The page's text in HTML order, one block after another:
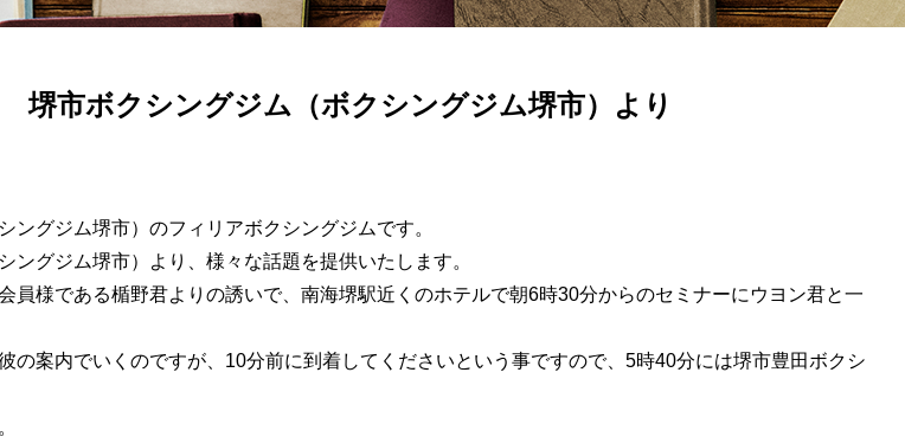
堺市ボクシングジム（ボクシングジム堺市）より
ングジム堺市）のフィリアボクシングジムです。
ングジム堺市）より、様々な話題を提供いたします。
員様である楯野君よりの誘いで、南海堺駅近くのホテルで朝6時30分からのセミナーにウヨン君と一
の案内でいくのですが、10分前に到着してくださいという事ですので、5時40分には堺市豊田ボクシ